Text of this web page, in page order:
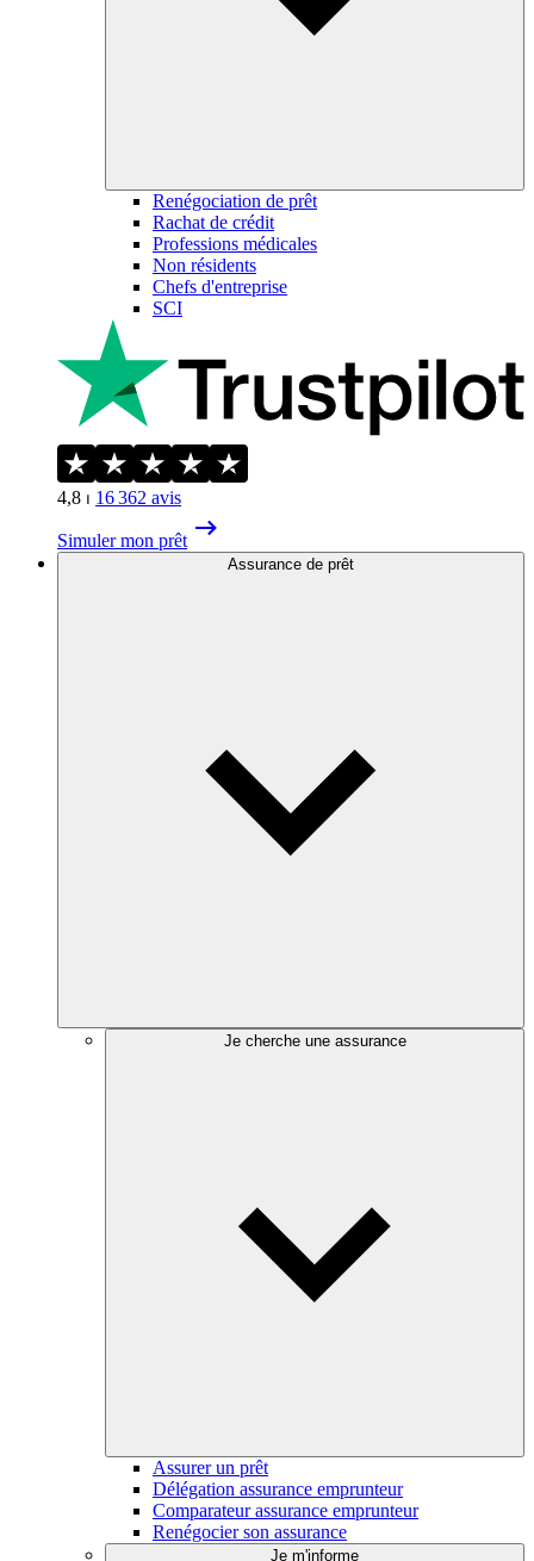
Renégociation de prêt
Rachat de crédit
Professions médicales
Non résidents
Chefs d'entreprise
SCI
4,8 ⏐ 16 362 avis
Simuler mon prêt
Assurance de prêt
Je cherche une assurance
Assurer un prêt
Délégation assurance emprunteur
Comparateur assurance emprunteur
Renégocier son assurance
Je m'informe